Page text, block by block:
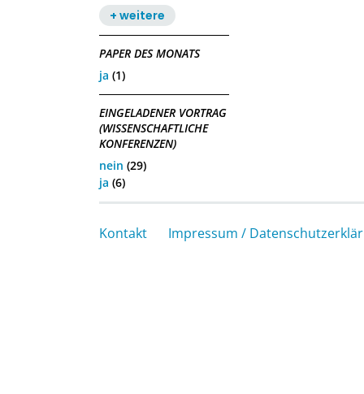
+ weitere
PAPER DES MONATS
ja (1)
EINGELADENER VORTRAG
(WISSENSCHAFTLICHE
KONFERENZEN)
nein (29)
ja (6)
Kontakt Impressum /